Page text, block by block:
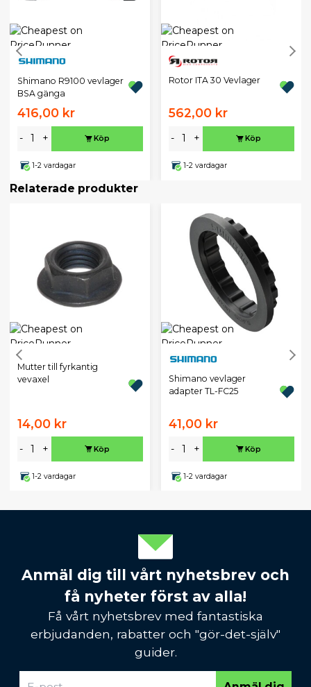
Shimano R9100 vevlager
BSA gänga
416,00 kr
- + Köp
1-2 vardagar
Rotor ITA 30 Vevlager
562,00 kr
- + Köp
1-2 vardagar
Relaterade produkter
Mutter till fyrkantig
vevaxel
14,00 kr
- + Köp
1-2 vardagar
Shimano vevlager
adapter TL-FC25
41,00 kr
- + Köp
1-2 vardagar
Anmäl dig till vårt nyhetsbrev och
få nyheter först av alla!
Få vårt nyhetsbrev med fantastiska
erbjudanden, rabatter och "gör-det-själv"
guider.